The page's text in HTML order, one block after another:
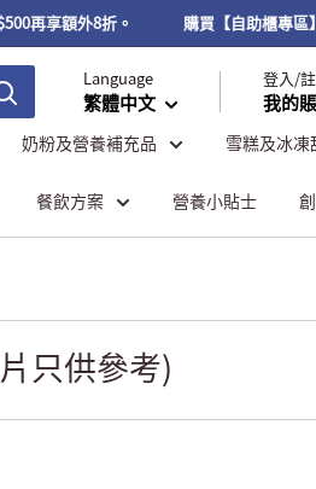
再享額外8折。 購買【自助櫃專區
Language
繁體中文
登入/
我的
奶粉及營養補充品 雪糕及冰凍
餐飲方案 營養小貼士
只供參考)